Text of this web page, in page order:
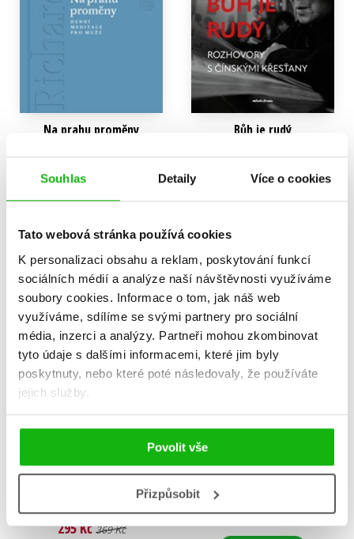
Souhlas Detaily Více o cookies
Tato webová stránka používá cookies
K personalizaci obsahu a reklam, poskytování funkcí
sociálních médií a analýze naší návštěvnosti využíváme
soubory cookies. Informace o tom, jak náš web
využíváme, sdílíme se svými partnery pro sociální
média, inzerci a analýzy. Partneři mohou zkombinovat
tyto údaje s dalšími informacemi, které jim byly
poskytnuty, nebo které poté následovaly, že používáte
jejich služby.
Povolit vše
Přizpůsobit
Na prahu proměny
Do košíku
Bůh je rudý
Do košíku
O pravém náboženství
Augustinus Aurelius,
295 Kč369 Kč
Kumrán
399 Kč499 Kč